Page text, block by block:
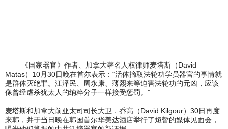
《国家器官》作者、加拿大著名人权律师麦塔斯（David
Matas）10月30日晚在首尔表示：“活体摘取法轮功学员器官的事情就
是群体灭绝罪。江泽民、周永康、薄熙来等迫害法轮功的元凶，应该
像曾经虐杀犹太人的纳粹分子一样接受惩罚。”
麦塔斯和加拿大前亚太司司长大卫．乔高（David Kilgour）30日再度
来韩，并于当日晚在韩国首尔华美达酒店举行了短暂的媒体见面会，